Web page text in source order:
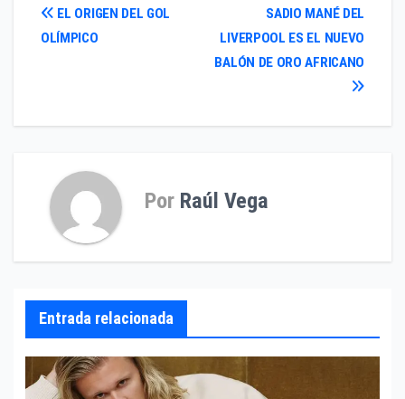
Navegación
SADIO MANÉ DEL
LIVERPOOL ES EL NUEVO
BALÓN DE ORO AFRICANO
EL ORIGEN DEL GOL
OLÍMPICO
Por Raúl Vega
Entrada relacionada